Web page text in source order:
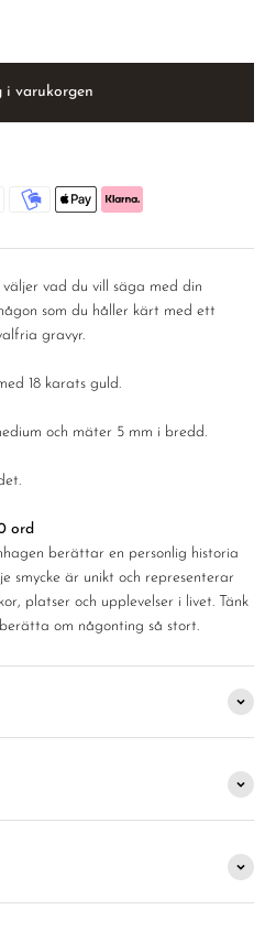
i varukorgen
vad du vill säga med din
som du håller kärt med ett
gravyr.
18 karats guld.
och mäter 5 mm i bredd.
ord
berättar en personlig historia
smycke är unikt och representerar
platser och upplevelser i livet. Tänk
om någonting så stort.